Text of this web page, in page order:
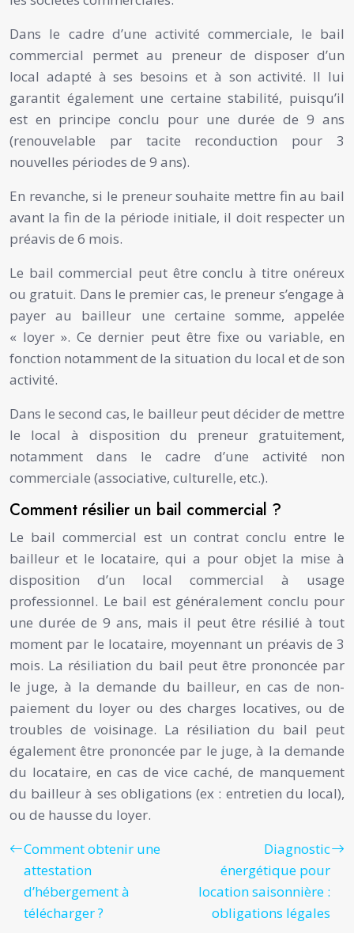
Dans le cadre d’une activité commerciale, le bail
commercial permet au preneur de disposer d’un
local adapté à ses besoins et à son activité. Il lui
garantit également une certaine stabilité, puisqu’il
est en principe conclu pour une durée de 9 ans
(renouvelable par tacite reconduction pour 3
nouvelles périodes de 9 ans).
En revanche, si le preneur souhaite mettre fin au bail
avant la fin de la période initiale, il doit respecter un
préavis de 6 mois.
Le bail commercial peut être conclu à titre onéreux
ou gratuit. Dans le premier cas, le preneur s’engage à
payer au bailleur une certaine somme, appelée
« loyer ». Ce dernier peut être fixe ou variable, en
fonction notamment de la situation du local et de son
activité.
Dans le second cas, le bailleur peut décider de mettre
le local à disposition du preneur gratuitement,
notamment dans le cadre d’une activité non
commerciale (associative, culturelle, etc.).
Comment résilier un bail commercial ?
Le bail commercial est un contrat conclu entre le
bailleur et le locataire, qui a pour objet la mise à
disposition d’un local commercial à usage
professionnel. Le bail est généralement conclu pour
une durée de 9 ans, mais il peut être résilié à tout
moment par le locataire, moyennant un préavis de 3
mois. La résiliation du bail peut être prononcée par
le juge, à la demande du bailleur, en cas de non-
paiement du loyer ou des charges locatives, ou de
troubles de voisinage. La résiliation du bail peut
également être prononcée par le juge, à la demande
du locataire, en cas de vice caché, de manquement
du bailleur à ses obligations (ex : entretien du local),
ou de hausse du loyer.
Comment obtenir une
attestation
d’hébergement à
télécharger ?
Diagnostic
énergétique pour
location saisonnière :
obligations légales